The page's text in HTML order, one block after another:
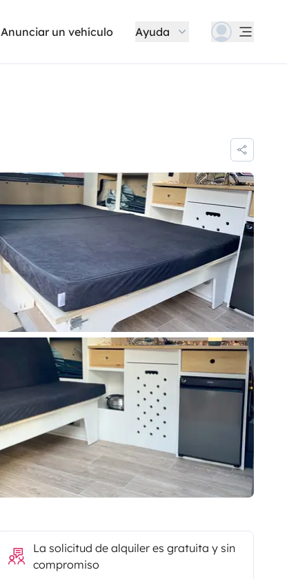
Anunciar un vehículo Ayuda
La solicitud de alquiler es gratuita y sin
compromiso